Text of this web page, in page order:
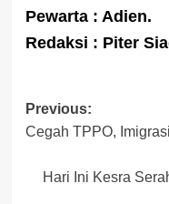
Pewarta : Adien.
Redaksi : Piter
Post
navigation
Previous:
Cegah TPPO,
Hari Ini Kesra